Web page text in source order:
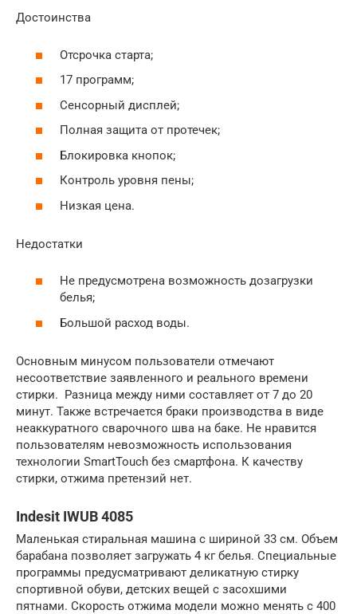
Достоинства
Отсрочка старта;
17 программ;
Сенсорный дисплей;
Полная защита от протечек;
Блокировка кнопок;
Контроль уровня пены;
Низкая цена.
Недостатки
Не предусмотрена возможность дозагрузки
белья;
Большой расход воды.
Основным минусом пользователи отмечают
несоответствие заявленного и реального времени
стирки. Разница между ними составляет от 7 до 20
минут. Также встречается браки производства в виде
неаккуратного сварочного шва на баке. Не нравится
пользователям невозможность использования
технологии SmartTouch без смартфона. К качеству
стирки, отжима претензий нет.
Indesit IWUB 4085
Маленькая стиральная машина с шириной 33 см. Объем
барабана позволяет загружать 4 кг белья. Специальные
программы предусматривают деликатную стирку
спортивной обуви, детских вещей с засохшими
пятнами. Скорость отжима модели можно менять с 400